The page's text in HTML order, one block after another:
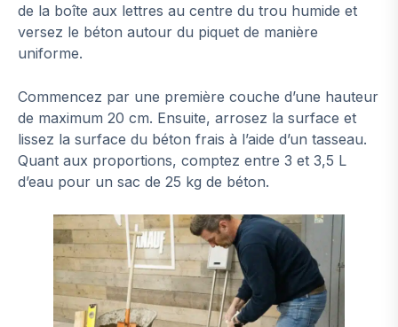
de la boîte aux lettres au centre du trou humide et
versez le béton autour du piquet de manière
uniforme.
Commencez par une première couche d’une hauteur
de maximum 20 cm. Ensuite, arrosez la surface et
lissez la surface du béton frais à l’aide d’un tasseau.
Quant aux proportions, comptez entre 3 et 3,5 L
d’eau pour un sac de 25 kg de béton.